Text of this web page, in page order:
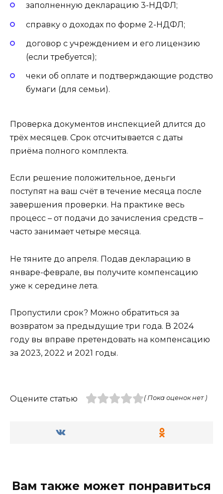
заполненную декларацию 3-НДФЛ;
справку о доходах по форме 2-НДФЛ;
договор с учреждением и его лицензию
(если требуется);
чеки об оплате и подтверждающие родство
бумаги (для семьи).
Проверка документов инспекцией длится до
трёх месяцев. Срок отсчитывается с даты
приёма полного комплекта.
Если решение положительное, деньги
поступят на ваш счёт в течение месяца после
завершения проверки. На практике весь
процесс – от подачи до зачисления средств –
часто занимает четыре месяца.
Не тяните до апреля. Подав декларацию в
январе-феврале, вы получите компенсацию
уже к середине лета.
Пропустили срок? Можно обратиться за
возвратом за предыдущие три года. В 2024
году вы вправе претендовать на компенсацию
за 2023, 2022 и 2021 годы.
Оцените статью ( Пока оценок нет )
Вам также может понравиться